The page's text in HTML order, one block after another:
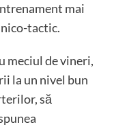
mai
tactic.
meciul de vineri,
la un nivel bun
să